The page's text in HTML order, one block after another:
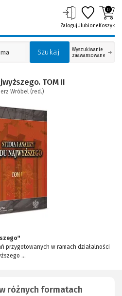
Szukaj
Wyszukiwanie
zaawansowane
ZalogujUlubione
0
Koszyk
przygotowanych w ramach działalności
...
TOM II
Wróbel (red.)
różnych formatach